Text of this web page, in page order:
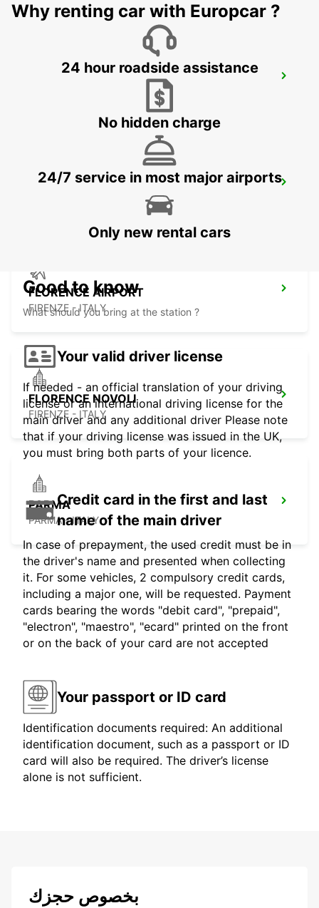
RAVENNA
FLORENCE AIRPORT
FIRENZE - ITALY
FLORENCE NOVOLI
FIRENZE - ITALY
PARMA
PARMA - ITALY
Why renting car with Europcar ?
24 hour roadside assistance
No hidden charge
24/7 service in most major airports
Only new rental cars
Good to know
What should you bring at the station ?
Your valid driver license
If needed - an official translation of your driving
license or an international driving license for the
main driver and any additional driver Please note
that if your driving license was issued in the UK,
you must bring both parts of your licence.
Credit card in the first and last
name of the main driver
In case of prepayment, the used credit must be in
the driver's name and presented when collecting
it. For some vehicles, 2 compulsory credit cards,
including a major one, will be requested. Payment
cards bearing the words "debit card", "prepaid",
"electron", "maestro", "ecard" printed on the front
or on the back of your card are not accepted
Your passport or ID card
Identification documents required: An additional
identification document, such as a passport or ID
card will also be required. The driver’s license
alone is not sufficient.
بخصوص حجزك